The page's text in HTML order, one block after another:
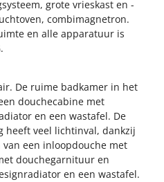
grote vrieskast en -
combimagnetron.
en alle apparatuur is
De ruime badkamer in het
douchecabine met
en een wastafel. De
heeft veel lichtinval, dankzij
een inloopdouche met
douchegarnituur en
en een wastafel.